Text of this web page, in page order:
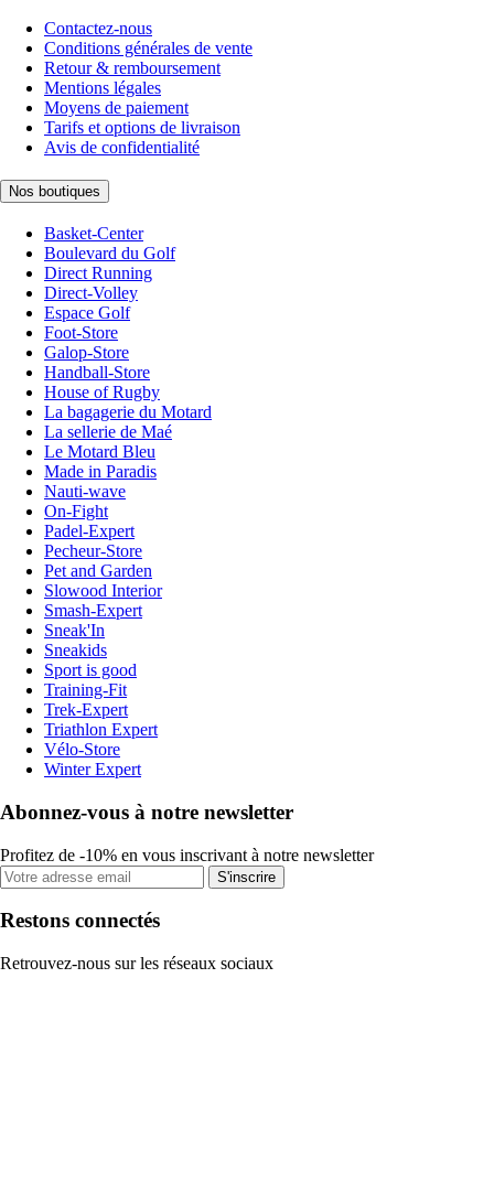
Contactez-nous
Conditions générales de vente
Retour & remboursement
Mentions légales
Moyens de paiement
Tarifs et options de livraison
Avis de confidentialité
Nos boutiques
Basket-Center
Boulevard du Golf
Direct Running
Direct-Volley
Espace Golf
Foot-Store
Galop-Store
Handball-Store
House of Rugby
La bagagerie du Motard
La sellerie de Maé
Le Motard Bleu
Made in Paradis
Nauti-wave
On-Fight
Padel-Expert
Pecheur-Store
Pet and Garden
Slowood Interior
Smash-Expert
Sneak'In
Sneakids
Sport is good
Training-Fit
Trek-Expert
Triathlon Expert
Vélo-Store
Winter Expert
Abonnez-vous à notre newsletter
Profitez de -10% en vous inscrivant à notre newsletter
S'inscrire
Restons connectés
Retrouvez-nous sur les réseaux sociaux